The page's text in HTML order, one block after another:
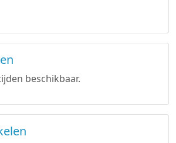
beschikbaar.